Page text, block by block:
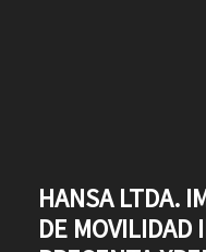
HANSA LTDA.
DE MOVILIDAD